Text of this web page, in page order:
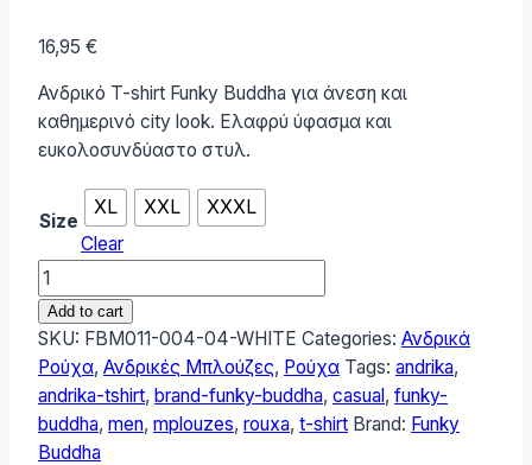
16,95 €
Ανδρικό T-shirt Funky Buddha για άνεση και
καθημερινό city look. Ελαφρύ ύφασμα και
ευκολοσυνδύαστο στυλ.
Size
XL XXL XXXL
Clear
Funky
Buddha
Ανδρικό
T-
Shirt
FBM011-
004-
Add to cart
SKU: FBM011-004-04-WHITE Categories: Ανδρικά
Ρούχα, Ανδρικές Μπλούζες, Ρούχα Tags: andrika,
andrika-tshirt, brand-funky-buddha, casual, funky-
buddha, men, mplouzes, rouxa, t-shirt Brand: Funky
Buddha